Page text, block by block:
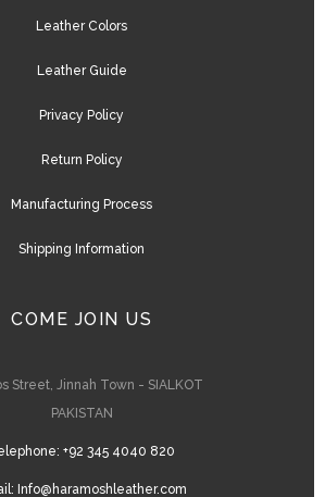
Leather Colors
Leather Guide
Privacy Policy
Return Policy
Manufacturing Process
Shipping Information
COME JOIN US
Street, Jinnah Town - SIALKOT
PAKISTAN
+92 345 4040 820
Info@haramoshleather.com